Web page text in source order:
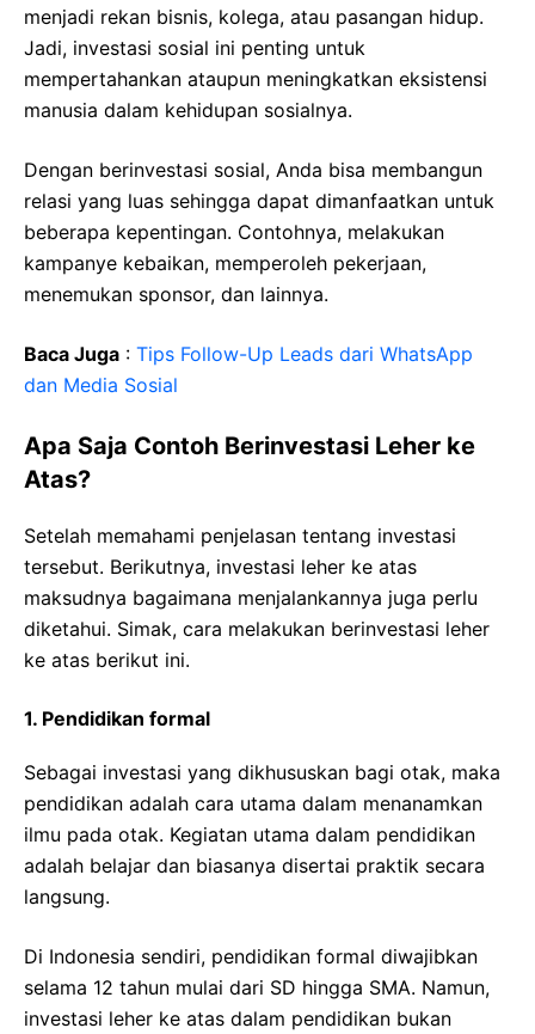
menjadi rekan bisnis, kolega, atau pasangan hidup.
Jadi, investasi sosial ini penting untuk
mempertahankan ataupun meningkatkan eksistensi
manusia dalam kehidupan sosialnya.
Dengan berinvestasi sosial, Anda bisa membangun
relasi yang luas sehingga dapat dimanfaatkan untuk
beberapa kepentingan. Contohnya, melakukan
kampanye kebaikan, memperoleh pekerjaan,
menemukan sponsor, dan lainnya.
Baca Juga : Tips Follow-Up Leads dari WhatsApp
dan Media Sosial
Apa Saja Contoh Berinvestasi Leher ke
Atas?
Setelah memahami penjelasan tentang investasi
tersebut. Berikutnya, investasi leher ke atas
maksudnya bagaimana menjalankannya juga perlu
diketahui. Simak, cara melakukan berinvestasi leher
ke atas berikut ini.
1. Pendidikan formal
Sebagai investasi yang dikhususkan bagi otak, maka
pendidikan adalah cara utama dalam menanamkan
ilmu pada otak. Kegiatan utama dalam pendidikan
adalah belajar dan biasanya disertai praktik secara
langsung.
Di Indonesia sendiri, pendidikan formal diwajibkan
selama 12 tahun mulai dari SD hingga SMA. Namun,
investasi leher ke atas dalam pendidikan bukan